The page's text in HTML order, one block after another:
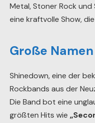
Metal, Stoner Rock und
eine kraftvolle Show,
Große
Shinedown, eine der
Rockbands aus der
Die Band bot eine
größten Hits wie